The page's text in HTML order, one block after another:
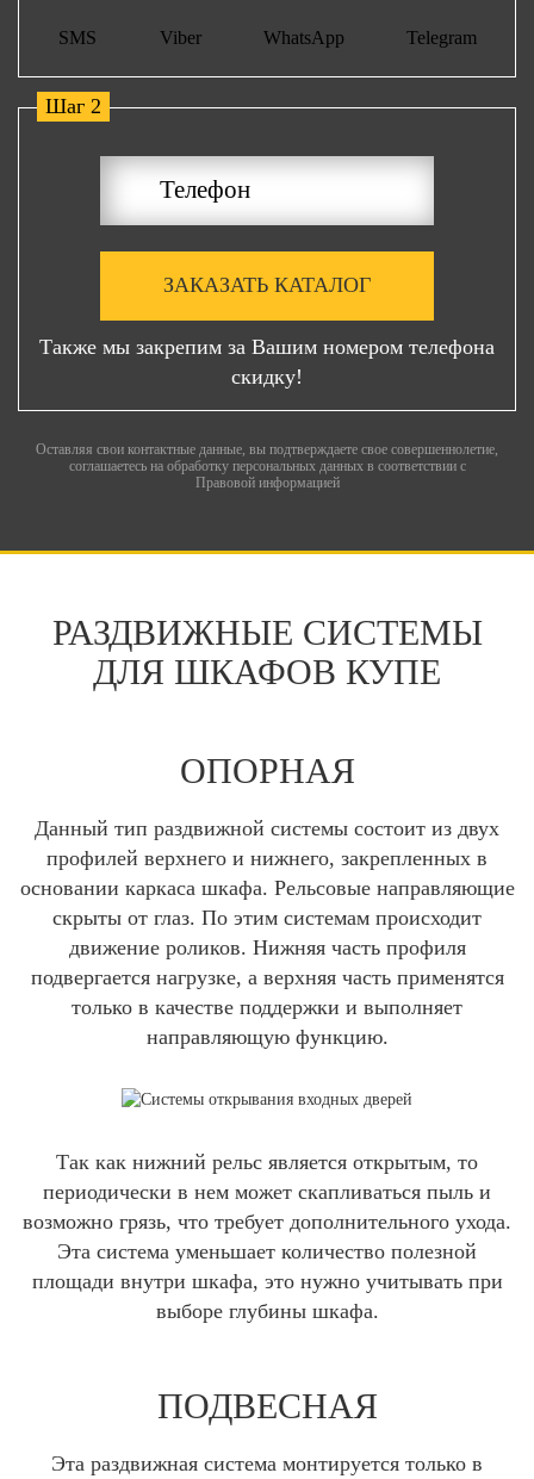
SMS Viber WhatsApp Telegram
Шаг 2
ЗАКАЗАТЬ КАТАЛОГ
Также мы закрепим за Вашим номером телефона
скидку!
Оставляя свои контактные данные, вы подтверждаете свое совершеннолетие,
соглашаетесь на обработку персональных данных в соответствии с
Правовой информацией
РАЗДВИЖНЫЕ СИСТЕМЫ
ДЛЯ ШКАФОВ КУПЕ
ОПОРНАЯ
Данный тип раздвижной системы состоит из двух
профилей верхнего и нижнего, закрепленных в
основании каркаса шкафа. Рельсовые направляющие
скрыты от глаз. По этим системам происходит
движение роликов. Нижняя часть профиля
подвергается нагрузке, а верхняя часть применятся
только в качестве поддержки и выполняет
направляющую функцию.
Так как нижний рельс является открытым, то
периодически в нем может скапливаться пыль и
возможно грязь, что требует дополнительного ухода.
Эта система уменьшает количество полезной
площади внутри шкафа, это нужно учитывать при
выборе глубины шкафа.
ПОДВЕСНАЯ
Эта раздвижная система монтируется только в